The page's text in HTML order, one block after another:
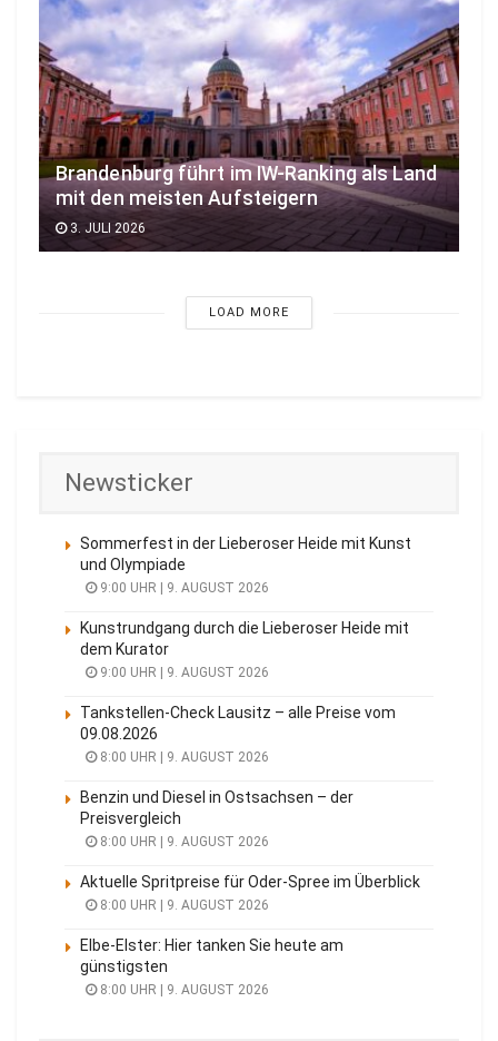
Brandenburg führt im IW-Ranking als Land
mit den meisten Aufsteigern
3. JULI 2026
LOAD MORE
Newsticker
Sommerfest in der Lieberoser Heide mit Kunst
und Olympiade
9:00 UHR | 9. AUGUST 2026
Kunstrundgang durch die Lieberoser Heide mit
dem Kurator
9:00 UHR | 9. AUGUST 2026
Tankstellen-Check Lausitz – alle Preise vom
09.08.2026
8:00 UHR | 9. AUGUST 2026
Benzin und Diesel in Ostsachsen – der
Preisvergleich
8:00 UHR | 9. AUGUST 2026
Aktuelle Spritpreise für Oder-Spree im Überblick
8:00 UHR | 9. AUGUST 2026
Elbe-Elster: Hier tanken Sie heute am
günstigsten
8:00 UHR | 9. AUGUST 2026